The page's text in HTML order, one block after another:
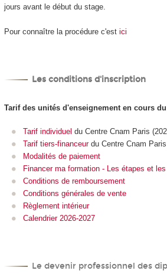
jours avant le début du stage.
Pour connaître la procédure c'est ici
Les conditions d'inscription
Tarif des unités d'enseignementen cours
Tarif individuel du Centre Cnam Paris
Tarif tiers-financeurdu Centre Cnam
Modalités de paiement
Financer ma formation - Les étapes et
Conditions de remboursement
Conditions générales de vente
Règlement intérieur
Calendrier 2026-2027
Le devenir professionnel des